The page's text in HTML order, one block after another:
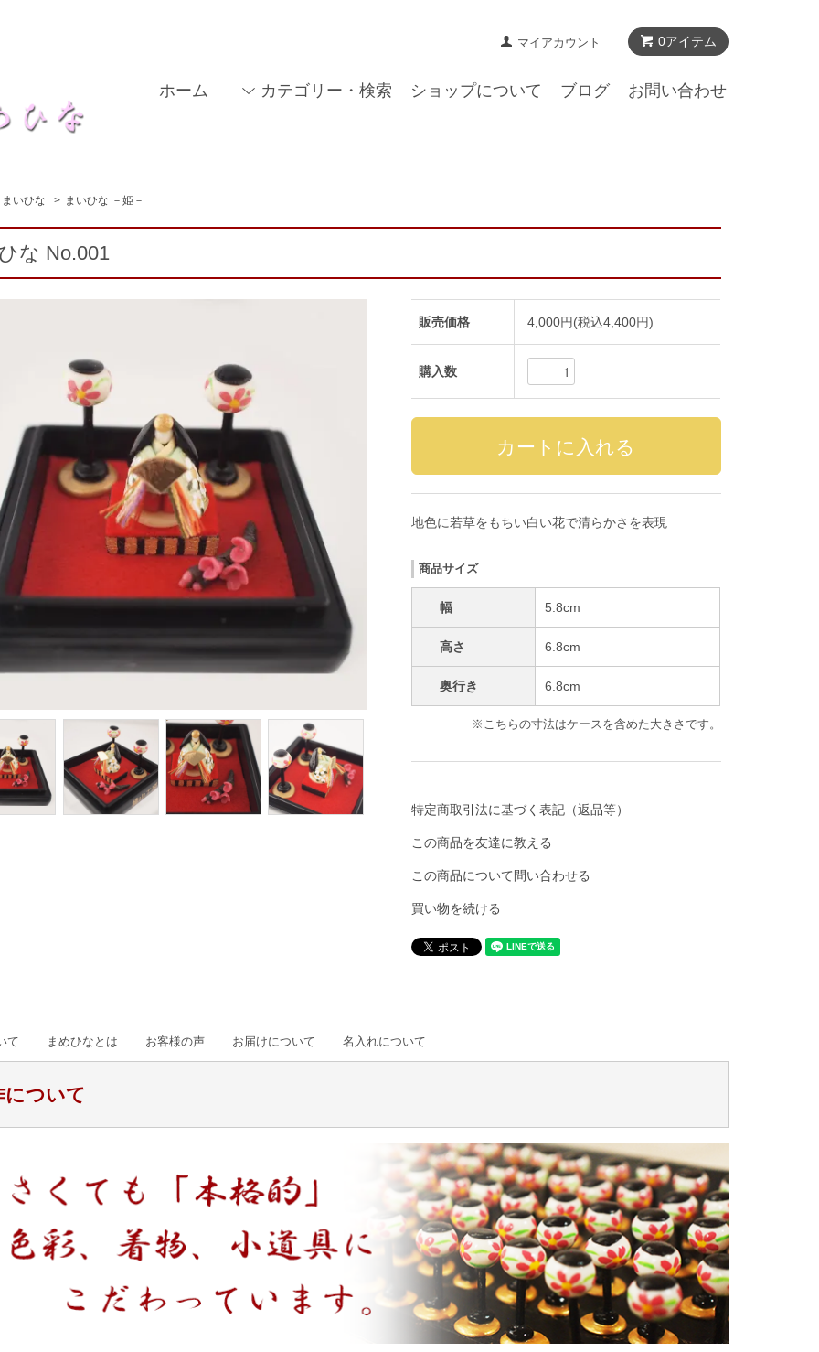
0アイテム
マイアカウント
ホーム カテゴリー・検索 ショップについて ブログ お問い合わせ
まいひな > まいひな －姫－
な No.001
販売価格 4,000円(税込4,400円)
購入数
地色に若草をもちい白い花で清らかさを表現
商品サイズ
幅 5.8cm
高さ 6.8cm
奥行き 6.8cm
※こちらの寸法はケースを含めた大きさです。
特定商取引法に基づく表記（返品等）
この商品を友達に教える
この商品について問い合わせる
買い物を続ける
て まめひなとは お客様の声 お届けについて 名入れについて
について